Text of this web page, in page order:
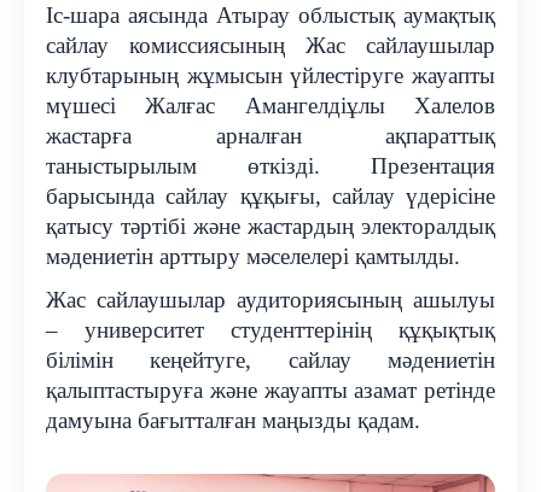
Іс-шара аясында Атырау облыстық аумақтық
сайлау комиссиясының Жас сайлаушылар
клубтарының жұмысын үйлестіруге жауапты
мүшесі Жалғас Амангелдіұлы Халелов
жастарға арналған ақпараттық
таныстырылым өткізді. Презентация
барысында сайлау құқығы, сайлау үдерісіне
қатысу тәртібі және жастардың электоралдық
мәдениетін арттыру мәселелері қамтылды.
Жас сайлаушылар аудиториясының ашылуы
– университет студенттерінің құқықтық
білімін кеңейтуге, сайлау мәдениетін
қалыптастыруға және жауапты азамат ретінде
дамуына бағытталған маңызды қадам.